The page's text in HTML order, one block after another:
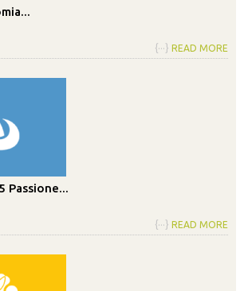
{···} READ MORE
Passione...
{···} READ MORE